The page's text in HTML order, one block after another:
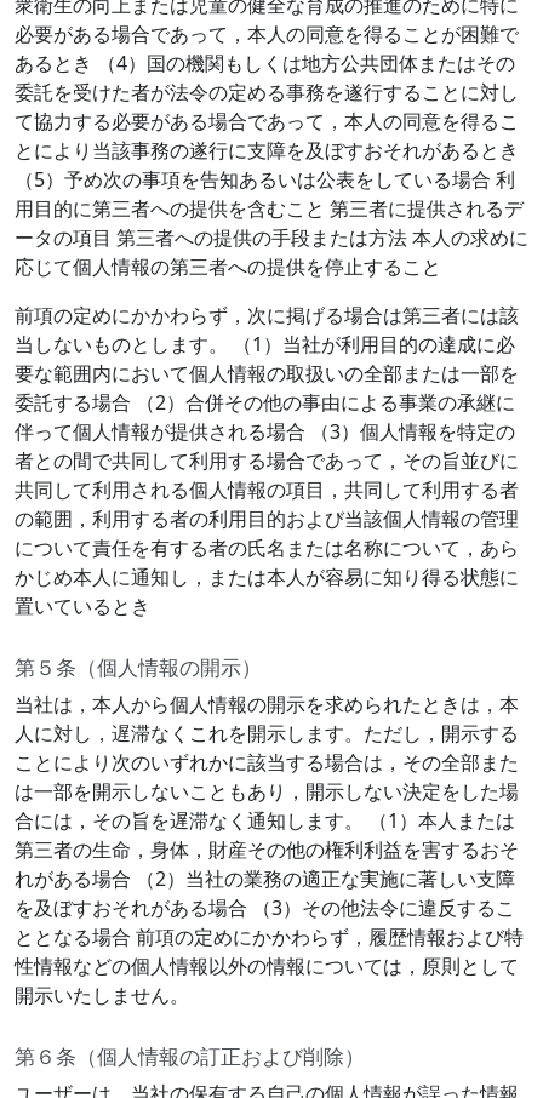
必要がある場合であって，本人の同意を得ることが困難で
あるとき （4）国の機関もしくは地方公共団体またはその
委託を受けた者が法令の定める事務を遂行することに対し
て協力する必要がある場合であって，本人の同意を得るこ
とにより当該事務の遂行に支障を及ぼすおそれがあるとき
（5）予め次の事項を告知あるいは公表をしている場合 利
用目的に第三者への提供を含むこと 第三者に提供されるデ
ータの項目 第三者への提供の手段または方法 本人の求めに
応じて個人情報の第三者への提供を停止すること
前項の定めにかかわらず，次に掲げる場合は第三者には該
当しないものとします。 （1）当社が利用目的の達成に必
要な範囲内において個人情報の取扱いの全部または一部を
委託する場合 （2）合併その他の事由による事業の承継に
伴って個人情報が提供される場合 （3）個人情報を特定の
者との間で共同して利用する場合であって，その旨並びに
共同して利用される個人情報の項目，共同して利用する者
の範囲，利用する者の利用目的および当該個人情報の管理
について責任を有する者の氏名または名称について，あら
かじめ本人に通知し，または本人が容易に知り得る状態に
置いているとき
第５条（個人情報の開示）
当社は，本人から個人情報の開示を求められたときは，本
人に対し，遅滞なくこれを開示します。ただし，開示する
ことにより次のいずれかに該当する場合は，その全部また
は一部を開示しないこともあり，開示しない決定をした場
合には，その旨を遅滞なく通知します。 （1）本人または
第三者の生命，身体，財産その他の権利利益を害するおそ
れがある場合 （2）当社の業務の適正な実施に著しい支障
を及ぼすおそれがある場合 （3）その他法令に違反するこ
ととなる場合 前項の定めにかかわらず，履歴情報および特
性情報などの個人情報以外の情報については，原則として
開示いたしません。
第６条（個人情報の訂正および削除）